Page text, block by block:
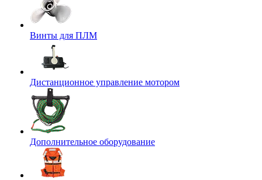
Винты для ПЛМ
Дистанционное управление мотором
Дополнительное оборудование